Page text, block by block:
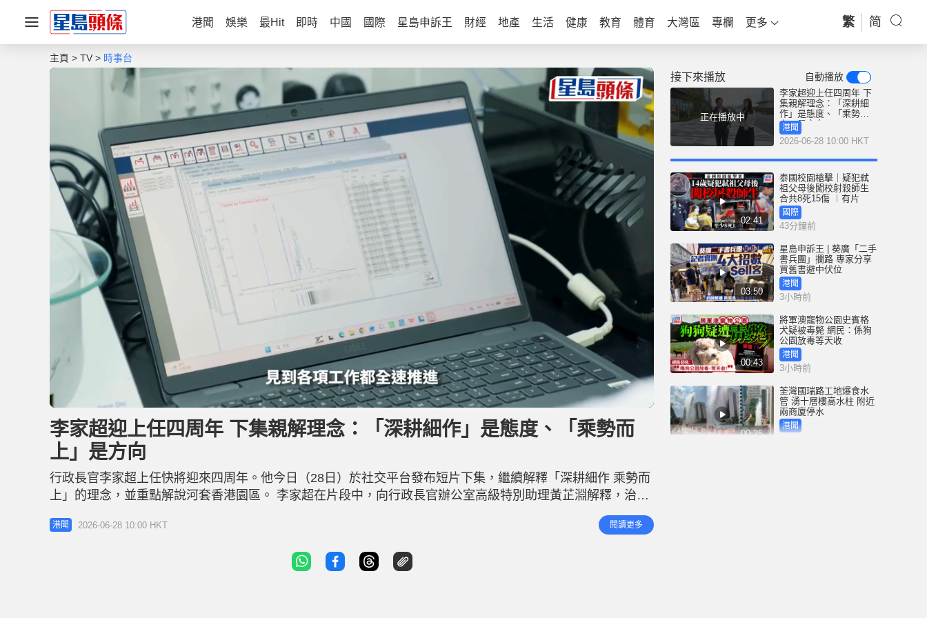
港聞 娛樂 最Hit 即時 中國 國際 星島申訴王 財經 地產 生活 健康 教育 體育 大灣區 專欄 更多 繁 简
主頁 TV 時事台
n
u
t
e
o
e
d
1
.
7
%
李家超迎上任四周年 下集親解理念：「深耕細作」是態度、「乘勢而
上」是方向
行政長官李家超上任快將迎來四周年。他今日（28日）於社交平台發布短片下集，繼續解釋「深耕細作 乘勢而
上」的理念，並重點解說河套香港園區。 李家超在片段中，向行政長官辦公室高級特別助理黃芷淵解釋，治理
香港要深耕細作，同時亦要不斷改革創新。他到訪河套香港園區，看到各項工程均在全速推進。園區開園半年
已有近百間企業陸續進駐，不少均以香港作總部，利用園區作平台大展拳腳。 上集： 特首李家超迎上任四周年
港聞 2026-06-28 10:00 HKT 閱讀更多
接下來播放 自動播放
正在播放中
李家超迎上任四周年 下
集親解理念：「深耕細
作」是態度、「乘勢而
上」是方向
港聞
2026-06-28 10:00 HKT
02:41
泰國校園槍擊｜疑犯弒
祖父母後闖校射殺師生
合共8死15傷 ︱有片
國際
43分鐘前
03:50
星島申訴王 | 葵廣「二手
書兵團」攔路 專家分享
買舊書避中伏位
港聞
3小時前
00:43
將軍澳寵物公園史賓格
犬疑被毒斃 網民：係狗
公園放毒等天收
港聞
3小時前
00:25
荃灣國瑞路工地爆食水
管 湧十層樓高水柱 附近
兩商廈停水
港聞